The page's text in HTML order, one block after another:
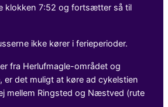
klokken 7:52 og fortsætter så til
ikke kører i ferieperioder.
fra Herlufmagle-området og
er det muligt at køre ad cykelstien
mellem Ringsted og Næstved (rute